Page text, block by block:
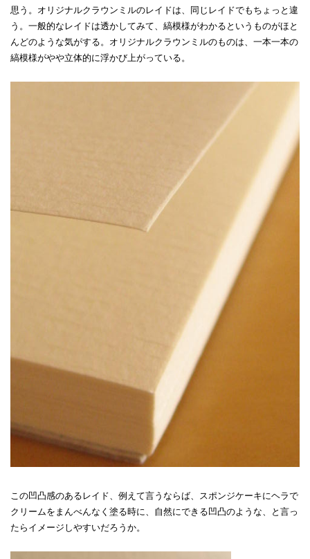
思う。オリジナルクラウンミルのレイドは、同じレイドでもちょっと違
う。一般的なレイドは透かしてみて、縞模様がわかるというものがほと
んどのような気がする。オリジナルクラウンミルのものは、一本一本の
縞模様がやや立体的に浮かび上がっている。
この凹凸感のあるレイド、例えて言うならば、スポンジケーキにヘラで
クリームをまんべんなく塗る時に、自然にできる凹凸のような、と言っ
たらイメージしやすいだろうか。